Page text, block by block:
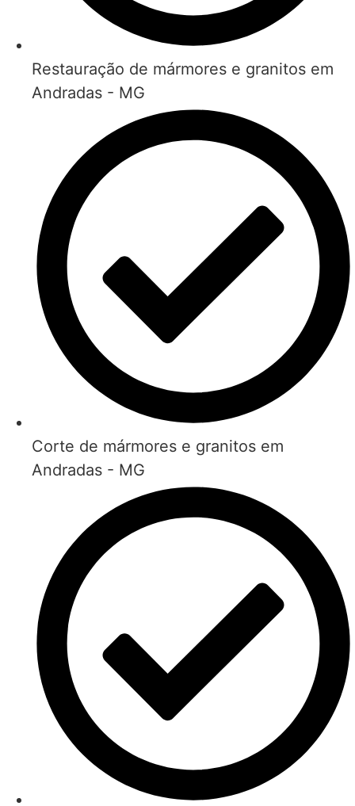
Restauração de mármores e granitos em
Andradas - MG
Corte de mármores e granitos em
Andradas - MG